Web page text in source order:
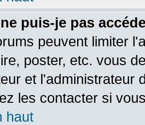
puis-je pas
peuvent limiter
poster, etc. vous
et l'administrateur
les contacter si
haut